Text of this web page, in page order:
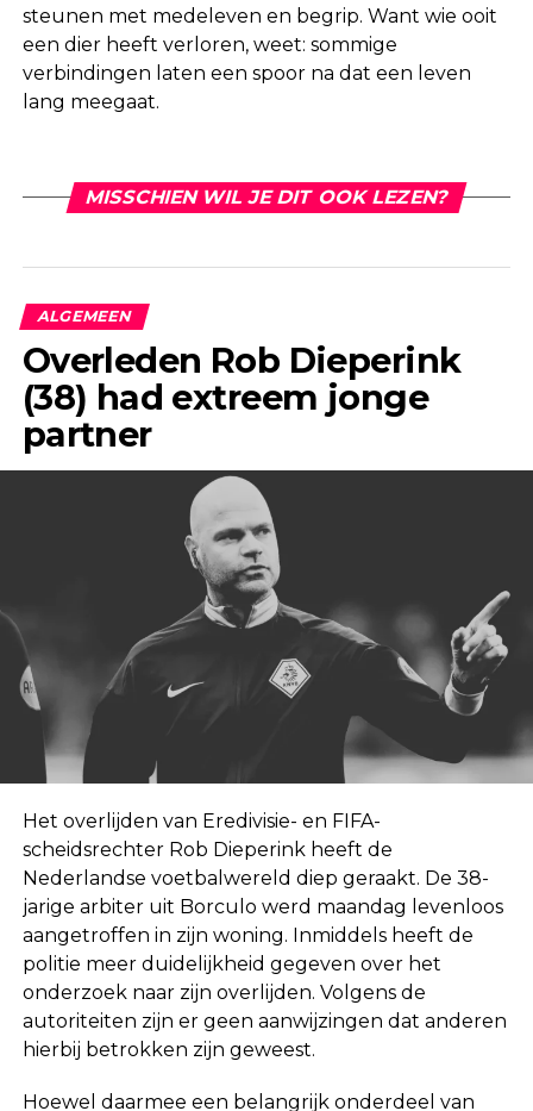
steunen met medeleven en begrip. Want wie ooit
een dier heeft verloren, weet: sommige
verbindingen laten een spoor na dat een leven
lang meegaat.
MISSCHIEN WIL JE DIT OOK LEZEN?
ALGEMEEN
Overleden Rob Dieperink
(38) had extreem jonge
partner
Het overlijden van Eredivisie- en FIFA-
scheidsrechter Rob Dieperink heeft de
Nederlandse voetbalwereld diep geraakt. De 38-
jarige arbiter uit Borculo werd maandag levenloos
aangetroffen in zijn woning. Inmiddels heeft de
politie meer duidelijkheid gegeven over het
onderzoek naar zijn overlijden. Volgens de
autoriteiten zijn er geen aanwijzingen dat anderen
hierbij betrokken zijn geweest.
Hoewel daarmee een belangrijk onderdeel van